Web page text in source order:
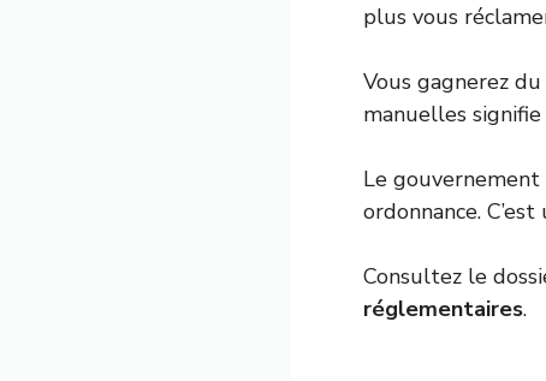
plus vous
Vous gagnerez
manuelles signifie
Le
ordonnance.
Consultez le
réglementaires.